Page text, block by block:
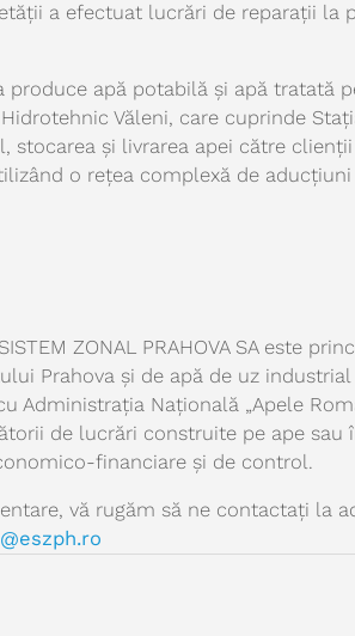
a efectuat lucrări de reparații la
produce apă potabilă și apă tratată
Văleni, care cuprinde
stocarea și livrarea apei către
o rețea complexă de
SISTEM ZONAL PRAHOVA SA este
Prahova și de apă de uz
Administrația Națională „Apele
de lucrări construite pe ape sau
financiare și de control.
vă rugăm să ne contactați la